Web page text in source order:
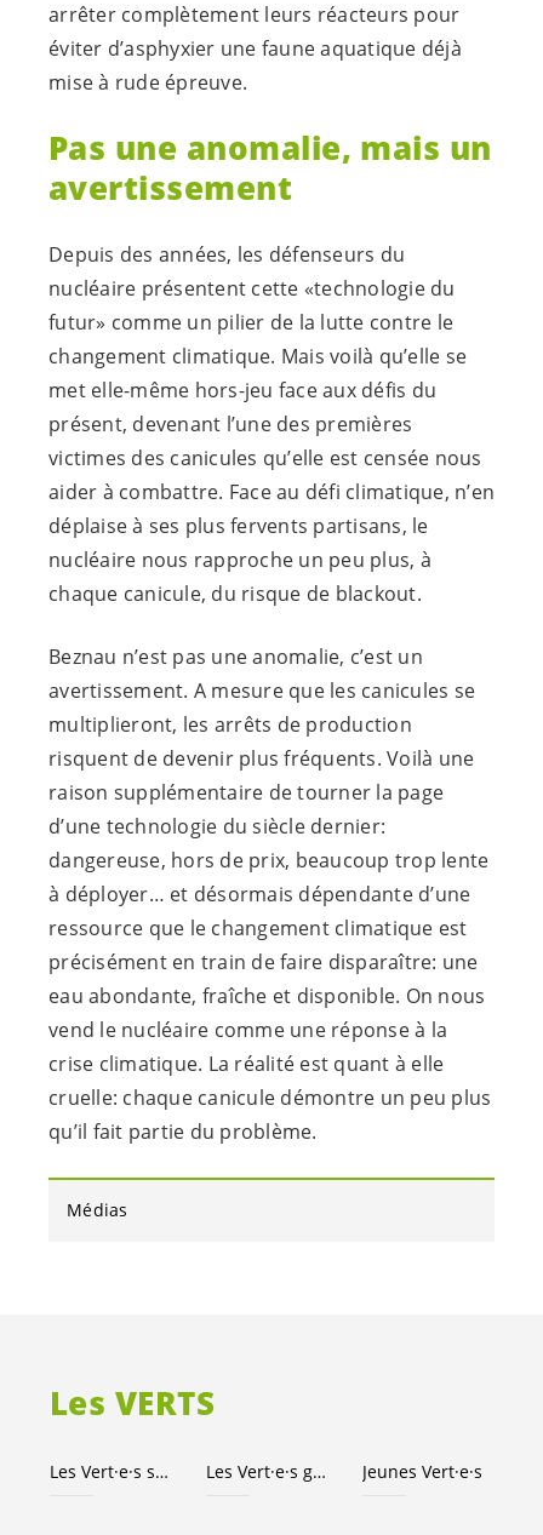
arrêter complètement leurs réacteurs pour
éviter d’asphyxier une faune aquatique déjà
mise à rude épreuve.
Pas une anomalie, mais un
avertissement
Depuis des années, les défenseurs du
nucléaire présentent cette «technologie du
futur» comme un pilier de la lutte contre le
changement climatique. Mais voilà qu’elle se
met elle-même hors-jeu face aux défis du
présent, devenant l’une des premières
victimes des canicules qu’elle est censée nous
aider à combattre. Face au défi climatique, n’en
déplaise à ses plus fervents partisans, le
nucléaire nous rapproche un peu plus, à
chaque canicule, du risque de blackout.
Beznau n’est pas une anomalie, c’est un
avertissement. A mesure que les canicules se
multiplieront, les arrêts de production
risquent de devenir plus fréquents. Voilà une
raison supplémentaire de tourner la page
d’une technologie du siècle dernier:
dangereuse, hors de prix, beaucoup trop lente
à déployer… et désormais dépendante d’une
ressource que le changement climatique est
précisément en train de faire disparaître: une
eau abondante, fraîche et disponible. On nous
vend le nucléaire comme une réponse à la
crise climatique. La réalité est quant à elle
cruelle: chaque canicule démontre un peu plus
qu’il fait partie du problème.
Médias
Les VERTS
Les Vert·e·s suisses Les Vert·e·s genevois·es Jeunes Vert·e·s